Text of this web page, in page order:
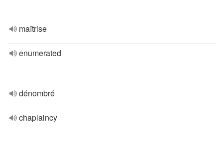
maîtrise
enumerated
dénombré
chaplaincy